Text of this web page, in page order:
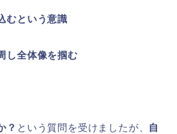
むという意識
し全体像を掴む
？ という質問を受けましたが、 自